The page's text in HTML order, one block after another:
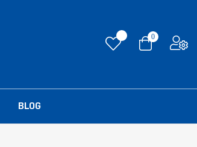
0
BLOG